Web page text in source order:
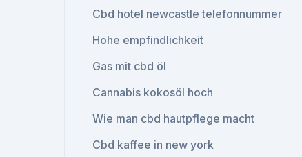
Cbd hotel newcastle telefonnummer
Hohe empfindlichkeit
Gas mit cbd öl
Cannabis kokosöl hoch
Wie man cbd hautpflege macht
Cbd kaffee in new york